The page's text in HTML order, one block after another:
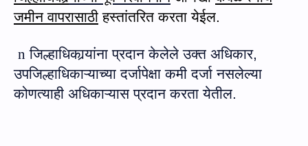
जमीन वापरासाठी हस्तांतरित करता येईल.
n जिल्हाधिकार्‍यांना प्रदान केलेलेउक्‍त अधिकार,
उपजिल्हाधिकाऱ्याच्या दर्जापेक्षा कमी दर्जा नसलेल्या
कोणत्याही अधिकाऱ्यास प्रदान करता येतील.